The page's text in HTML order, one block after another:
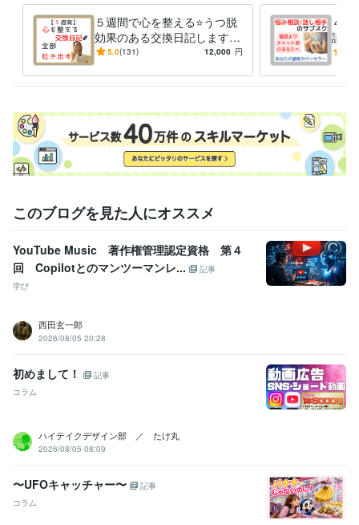
経験職種
ライフスタイル・その他 / 占い師 経験年数 : 1年
ライフスタイル・その他 / カウンセラー・コーチ 経験年数 : 20年
ライフスタイル・その他 / その他 経験年数 : 2年
職歴
障害者就労支援機関 2005年1月 ~ 現在
ココナラ 2018年12月 ~ 現在
Kindle 2021年2月 ~ 現在
stand.fm 2021年4月 ~ 現在
シータヒーリング®︎ 2023年3月 ~ 現在
受賞歴
ココナラプラチナランク45か月継続
「ココナラで相談サービスを成功させる出品ワークブック」 Ki
ndle オークション・eコマースランキング１位 Kindle 小規模ビジネ
スに関する電子書籍ランキング１位
ホームヘルパー2級養成研修修了
社会福祉士 取得年 : 2006年
精神保健福祉士
ストレスチェック実施者養成研修修了 取得年 : 2016年
普通自動車運転免許
シータヒーリング®DNA基礎
ホームヘルパー2級 取得年 : 2001年
社会福祉士 取得年 : 2005年
精神保健福祉士 取得年 : 2011年
普通自動車第一種運転免許
その他ツール
５週間で心を整える⭐うつ脱
効果のある交換日記します
【通常版】気持ちを吐き出
5.0(131) 12,000 円
４
談・
『対
サブ
このブログを見た人にオススメ
YouTube Music 著作権管理認定資格 第４
回 Copilotとのマンツーマンレ...
記事
学び
西田玄一郎
2026/08/05 20:28
初めまして！
記事
コラム
ハイテイクデザイン部 ／ たけ丸
2026/08/05 08:09
〜UFOキャッチャー〜
記事
コラム